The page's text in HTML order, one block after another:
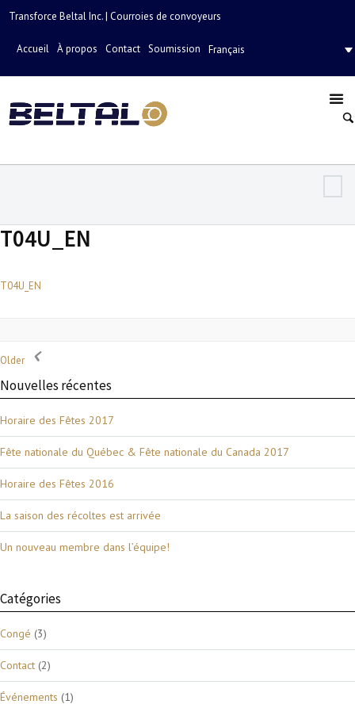
Transforce Beltal Inc. | Courroies de convoyeurs
Accueil À propos Contact Soumission Français
T04U_EN
T04U_EN
Older
Nouvelles récentes
Horaire des Fêtes 2017
Fête nationale du Québec & Fête nationale du Canada 2017
Horaire des Fêtes 2016
La saison des récoltes est arrivée
Un nouveau membre dans l’équipe!
Catégories
Congé (3)
Contact (2)
Événements (1)